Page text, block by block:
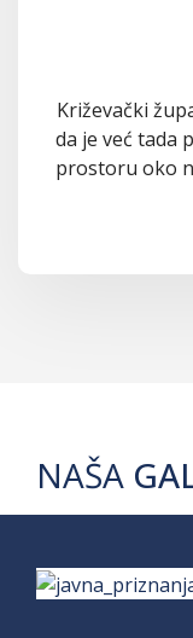
Križevački
da je već tada
prostoru oko
NAŠA